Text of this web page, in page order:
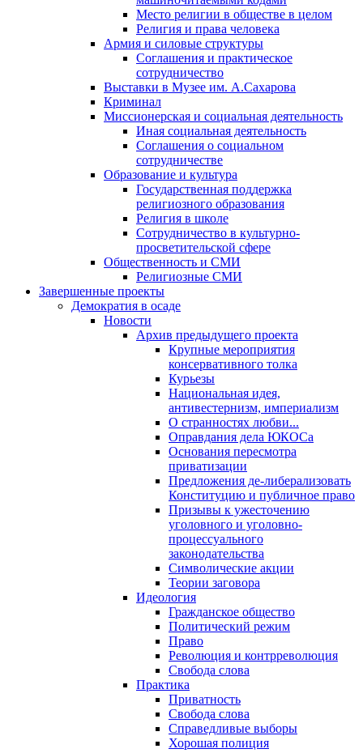
Место религии в обществе в целом
Религия и права человека
Армия и силовые структуры
Соглашения и практическое
сотрудничество
Выставки в Музее им. А.Сахарова
Криминал
Миссионерская и социальная деятельность
Иная социальная деятельность
Соглашения о социальном
сотрудничестве
Образование и культура
Государственная поддержка
религиозного образования
Религия в школе
Сотрудничество в культурно-
просветительской сфере
Общественность и СМИ
Религиозные СМИ
Завершенные проекты
Демократия в осаде
Новости
Архив предыдущего проекта
Крупные мероприятия
консервативного толка
Курьезы
Национальная идея,
антивестернизм, империализм
О странностях любви...
Оправдания дела ЮКОСа
Основания пересмотра
приватизации
Предложения де-либерализовать
Конституцию и публичное право
Призывы к ужесточению
уголовного и уголовно-
процессуального
законодательства
Символические акции
Теории заговора
Идеология
Гражданское общество
Политический режим
Право
Революция и контрреволюция
Свобода слова
Практика
Приватность
Свобода слова
Справедливые выборы
Хорошая полиция